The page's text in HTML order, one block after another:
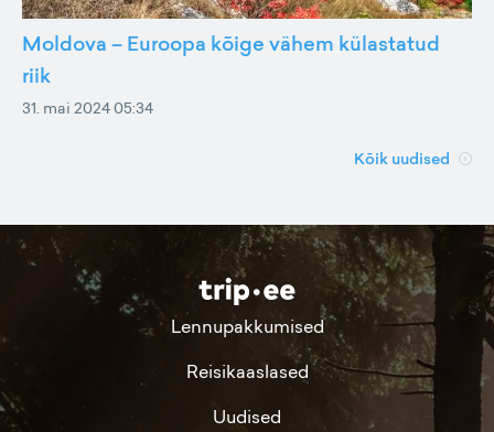
Moldova – Euroopa kõige vähem külastatud
riik
31. mai 2024 05:34
Kõik uudised
Lennupakkumised
Reisikaaslased
Uudised